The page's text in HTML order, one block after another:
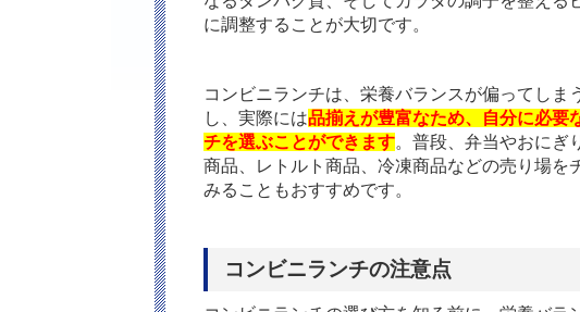
に調整することが大切です。
コンビニランチは、栄養バランスが偏ってし
し、実際には品揃えが豊富なため、自分に必要
チを選ぶことができます。普段、弁当やおにぎ
商品、レトルト商品、冷凍商品などの売り場を
みることもおすすめです。
コンビニランチの注意点